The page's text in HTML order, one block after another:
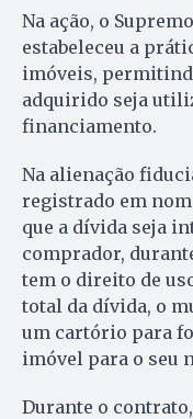
Na ação, o
estabeleceu a
imóveis,
adquirido seja
financiamento.
Na alienação
registrado em
que a dívida seja
comprador,
tem o direito de
total da dívida, o
um cartório para
imóvel para o seu
Durante o